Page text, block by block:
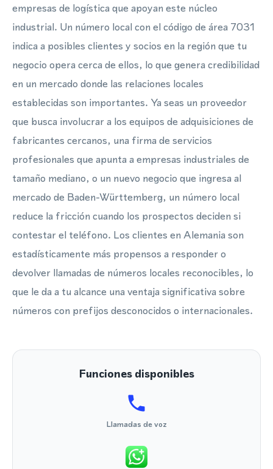
empresas de logística que apoyan este núcleo
industrial. Un número local con el código de área 7031
indica a posibles clientes y socios en la región que tu
negocio opera cerca de ellos, lo que genera credibilidad
en un mercado donde las relaciones locales
establecidas son importantes. Ya seas un proveedor
que busca involucrar a los equipos de adquisiciones de
fabricantes cercanos, una firma de servicios
profesionales que apunta a empresas industriales de
tamaño mediano, o un nuevo negocio que ingresa al
mercado de Baden-Württemberg, un número local
reduce la fricción cuando los prospectos deciden si
contestar el teléfono. Los clientes en Alemania son
estadísticamente más propensos a responder o
devolver llamadas de números locales reconocibles, lo
que le da a tu alcance una ventaja significativa sobre
números con prefijos desconocidos o internacionales.
Funciones disponibles
Llamadas de voz